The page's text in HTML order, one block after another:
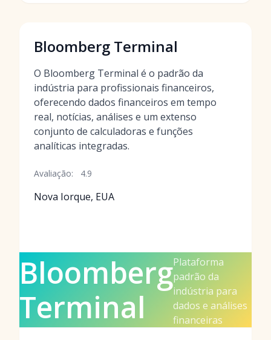
Bloomberg Terminal
O Bloomberg Terminal é o padrão da
indústria para profissionais financeiros,
oferecendo dados financeiros em tempo
real, notícias, análises e um extenso
conjunto de calculadoras e funções
analíticas integradas.
Avaliação: 4.9
Nova Iorque, EUA
Bloomberg
Terminal
Plataforma
padrão da
indústria para
dados e análises
financeiras